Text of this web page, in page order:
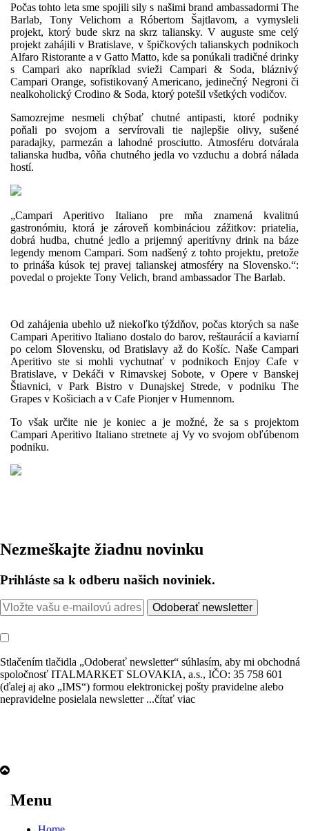
Počas tohto leta sme spojili sily s našimi brand ambassadormi The
Barlab, Tony Velichom a Róbertom Šajtlavom, a vymysleli
projekt, ktorý bude skrz na skrz taliansky. V auguste sme celý
projekt zahájili v Bratislave, v špičkových talianskych podnikoch
Alfaro Ristorante a v Gatto Matto, kde sa ponúkali tradičné drinky
s Campari ako napríklad svieži Campari & Soda, bláznivý
Campari Orange, sofistikovaný Americano, jedinečný Negroni či
nealkoholický Crodino & Soda, ktorý potešil všetkých vodičov.
Samozrejme nesmeli chýbať chutné antipasti, ktoré podniky
poňali po svojom a servírovali tie najlepšie olivy, sušené
paradajky, parmezán a lahodné prosciutto. Atmosféru dotvárala
talianska hudba, vôňa chutného jedla vo vzduchu a dobrá nálada
hostí.
„Campari Aperitivo Italiano pre mňa znamená kvalitnú
gastronómiu, ktorá je zároveň kombináciou zážitkov: priatelia,
dobrá hudba, chutné jedlo a prijemný aperitívny drink na báze
legendy menom Campari. Som nadšený z tohto projektu, pretože
to prináša kúsok tej pravej talianskej atmosféry na Slovensko.“:
povedal o projekte Tony Velich, brand ambassador The Barlab.
Od zahájenia ubehlo už niekoľko týždňov, počas ktorých sa naše
Campari Aperitivo Italiano dostalo do barov, reštaurácií a kaviarní
po celom Slovensku, od Bratislavy až do Košíc. Naše Campari
Aperitivo ste si mohli vychutnať v podnikoch Enjoy Cafe v
Bratislave, v Dekáči v Rimavskej Sobote, v Opere v Banskej
Štiavnici, v Park Bistro v Dunajskej Strede, v podniku The
Grapes v Košiciach a v Cafe Pionjer v Humennom.
To však určite nie je koniec a je možné, že sa s projektom
Campari Aperitivo Italiano stretnete aj Vy vo svojom obľúbenom
podniku.
Nezmeškajte žiadnu novinku
Prihláste sa k odberu našich noviniek.
Odoberať newsletter
Stlačením tlačidla „Odoberať newsletter“ súhlasím, aby mi obchodná
spoločnosť ITALMARKET SLOVAKIA, a.s., IČO: 35 758 601
(ďalej aj ako „IMS“) formou elektronickej pošty pravidelne alebo
nepravidelne posielala newsletter ...čítať viac
Menu